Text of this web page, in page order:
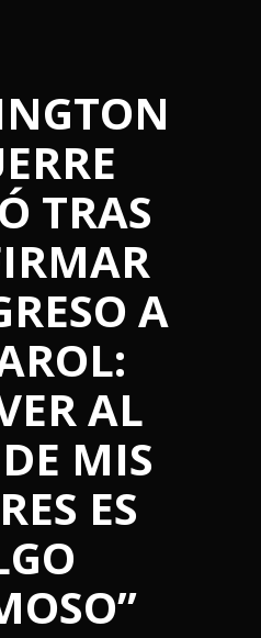
TRAS
A
AL
MIS
ES